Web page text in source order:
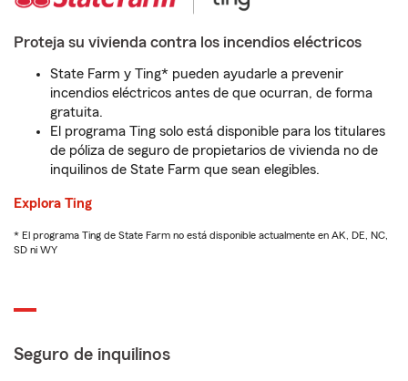
Proteja su vivienda contra los incendios eléctricos
State Farm y Ting* pueden ayudarle a prevenir
incendios eléctricos antes de que ocurran, de forma
gratuita.
El programa Ting solo está disponible para los titulares
de póliza de seguro de propietarios de vivienda no de
inquilinos de State Farm que sean elegibles.
Explora Ting
* El programa Ting de State Farm no está disponible actualmente en AK, DE, NC,
SD ni WY
Seguro de inquilinos